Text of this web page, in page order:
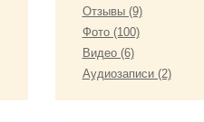
Отзывы (9)
Фото (100)
Видео (6)
Аудиозаписи (2)